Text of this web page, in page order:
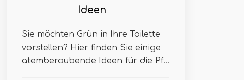
Ideen
Sie möchten Grün in Ihre Toilette
vorstellen? Hier finden Sie einige
atemberaubende Ideen für die Pf...